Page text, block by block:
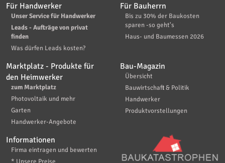
Für Handwerker
Unser Service für Handwerker
Leads - Aufträge von privat
finden
Was dürfen Leads kosten?
Für Bauherrn
Bis zu 30% der Baukosten
sparen -so geht's
Haus- und Baumessen 2026
Marktplatz - Produkte für
den Heimwerker
zum Marktplatz
Photovoltaik und mehr
Garten
Handwerker-Angebote
Bau-Magazin
Übersicht
Bauwirtschaft & Politik
Handwerker
Produktvorstellungen
Informationen
Firma eintragen und bewerten